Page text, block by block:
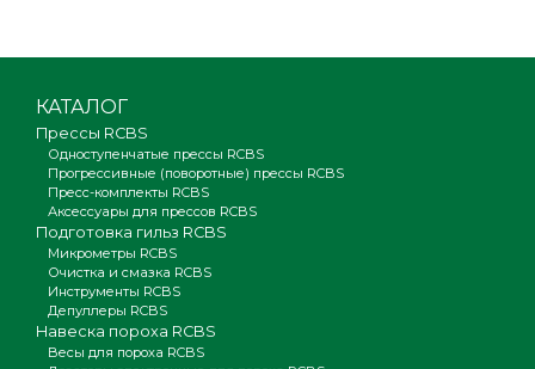
КАТАЛОГ
Прессы RCBS
Одноступенчатые прессы RCBS
Прогрессивные (поворотные) прессы RCBS
Пресс-комплекты RCBS
Аксессуары для прессов RCBS
Подготовка гильз RCBS
Микрометры RCBS
Очистка и смазка RCBS
Инструменты RCBS
Депуллеры RCBS
Навеска пороха RCBS
Весы для пороха RCBS